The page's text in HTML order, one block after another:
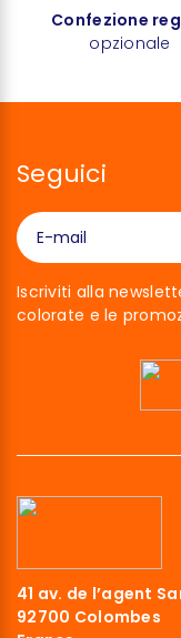
Confezione
opzionale
Seguici
Iscriviti alla
colorate e le
41 av. de l’agent
92700 Colombes
aspettato di essere